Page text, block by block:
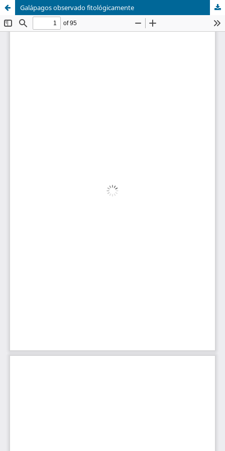
Galápagos observado fitológicamente